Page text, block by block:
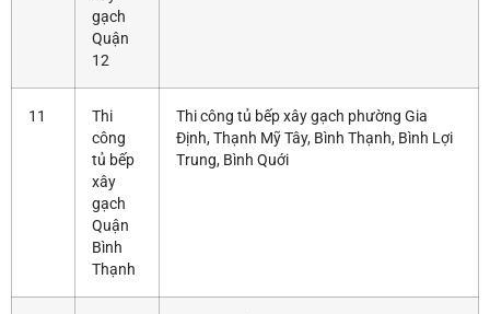
gạch
Quận
12
11
Thi
công
tủ bếp
xây
gạch
Quận
Bình
Thạnh
Thi công tủ bếp xây gạch phường Gia
Định, Thạnh Mỹ Tây, Bình Thạnh, Bình Lợi
Trung, Bình Quới